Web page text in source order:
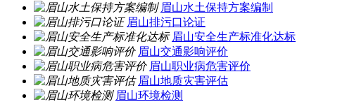
眉山水土保持方案编制
眉山排污口论证
眉山安全生产标准化达标
眉山交通影响评价
眉山职业病危害评价
眉山地质灾害评估
眉山环境检测